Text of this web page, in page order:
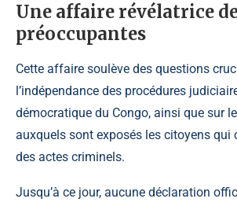
Une affaire révélatrice
préoccupantes
Cette affaire soulève des questions
l’indépendance des procédures
démocratique du Congo, ainsi que sur
auxquels sont exposés les citoyens qui
des actes criminels.
Jusqu’à ce jour, aucune déclaration